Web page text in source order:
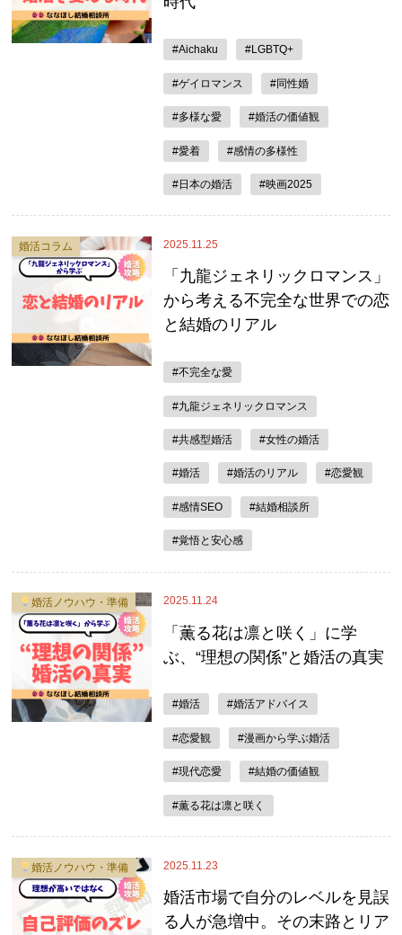
#Aichaku #LGBTQ+
#ゲイロマンス #同性婚
#多様な愛 #婚活の価値観
#愛着 #感情の多様性
#日本の婚活 #映画2025
2025.11.25
婚活コラム
「九龍ジェネリックロマンス」
から考える不完全な世界での恋
と結婚のリアル
#不完全な愛
#九龍ジェネリックロマンス
#共感型婚活 #女性の婚活
#婚活 #婚活のリアル #恋愛観
#感情SEO #結婚相談所
#覚悟と安心感
2025.11.24
婚活ノウハウ・準備
「薫る花は凛と咲く」に学
ぶ、“理想の関係”と婚活の真実
#婚活 #婚活アドバイス
#恋愛観 #漫画から学ぶ婚活
#現代恋愛 #結婚の価値観
#薫る花は凛と咲く
2025.11.23
婚活ノウハウ・準備
婚活市場で自分のレベルを見誤
る人が急増中。その末路とリア